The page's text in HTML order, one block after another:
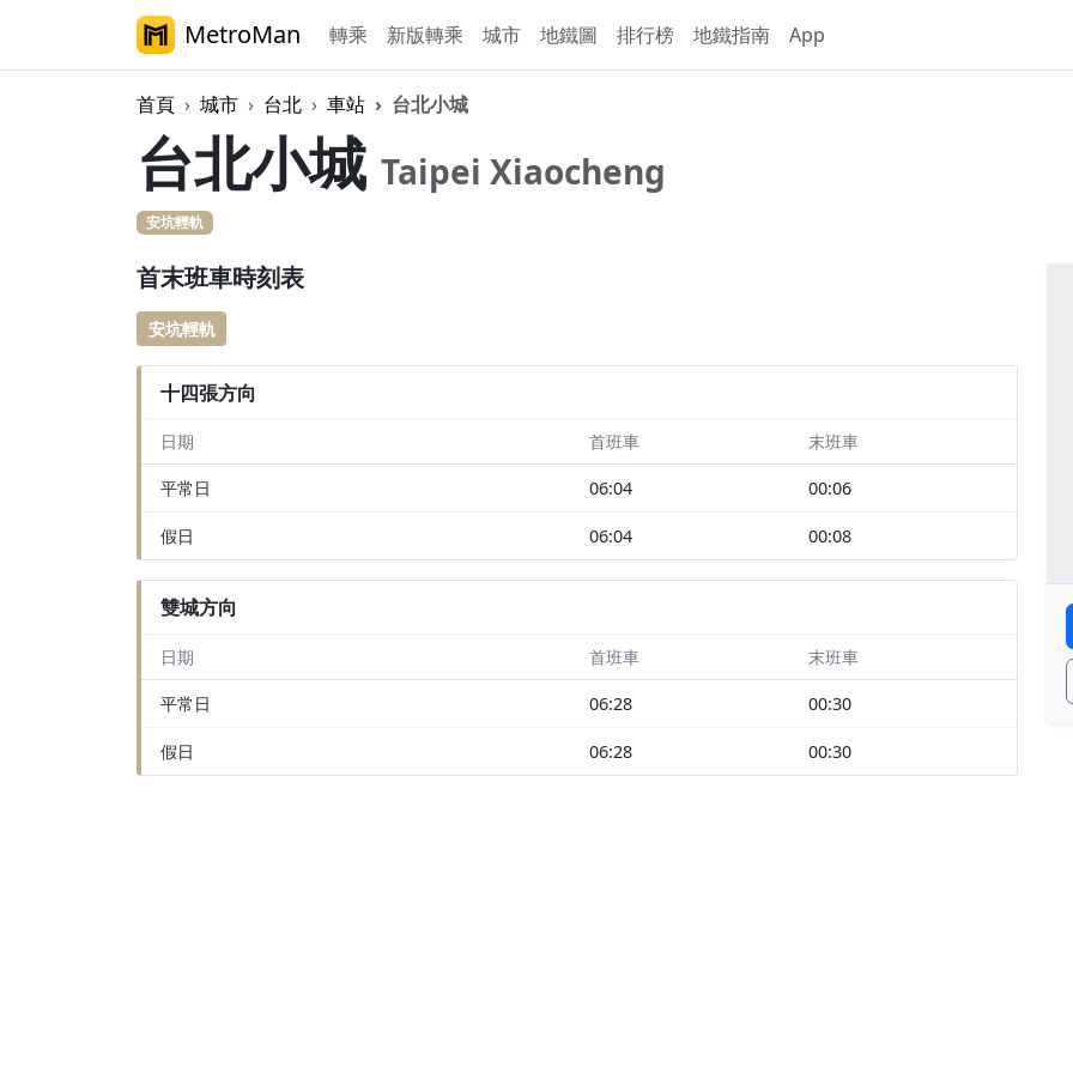
MetroMan 轉乘 新版轉乘 城市 地鐵圖 排行榜 地鐵指南 App
首頁 城市 台北 車站 台北小城
台北小城 Taipei Xiaocheng
安坑輕軌
首末班車時刻表
安坑輕軌
十四張方向
日期 首班車 末班車
平常日 06:04 00:06
假日 06:04 00:08
雙城方向
日期 首班車 末班車
平常日 06:28 00:30
假日 06:28 00:30